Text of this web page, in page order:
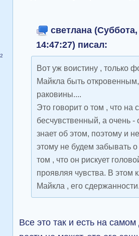
светлана
14:47:27) писал:
Вот уж воистину , только
Майкла быть
раковины....
Это говорит о том , что на
бесчувственный, а очень
знает об этом, поэтому и
этому не будем забывать
том , что он рискует
проявляя чувства. В этом
Майкла , его
Все это так и есть на